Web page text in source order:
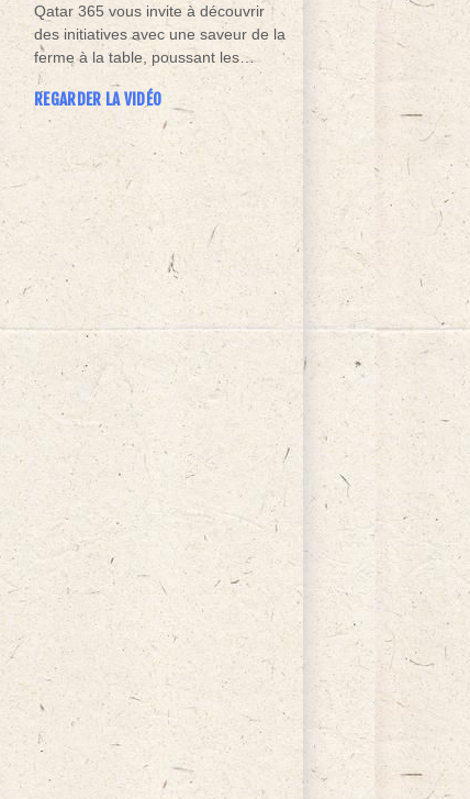
Qatar 365 vous invite à découvrir
des initiatives avec une saveur de la
ferme à la table, poussant les
individus vers des pratiques plus
durables.
REGARDER LA VIDÉO